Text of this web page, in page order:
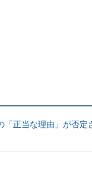
「正当な理由」が否